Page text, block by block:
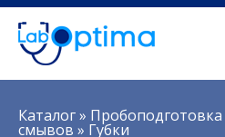
Вы здесь
Каталог» Пробоподготовка
смывов » Губки